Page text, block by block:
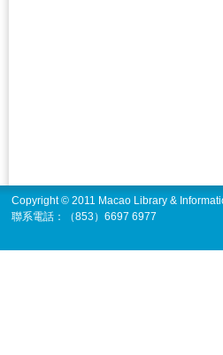
Copyright © 2011 Macao Library &
聯系電話：（853）6697 6977